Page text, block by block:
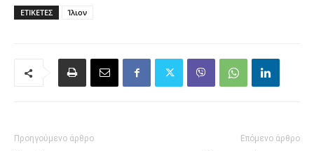
ΕΤΙΚΈΤΕΣ Ίλιον
Προηγούμενο άρθρο Επόμενο άρθρο